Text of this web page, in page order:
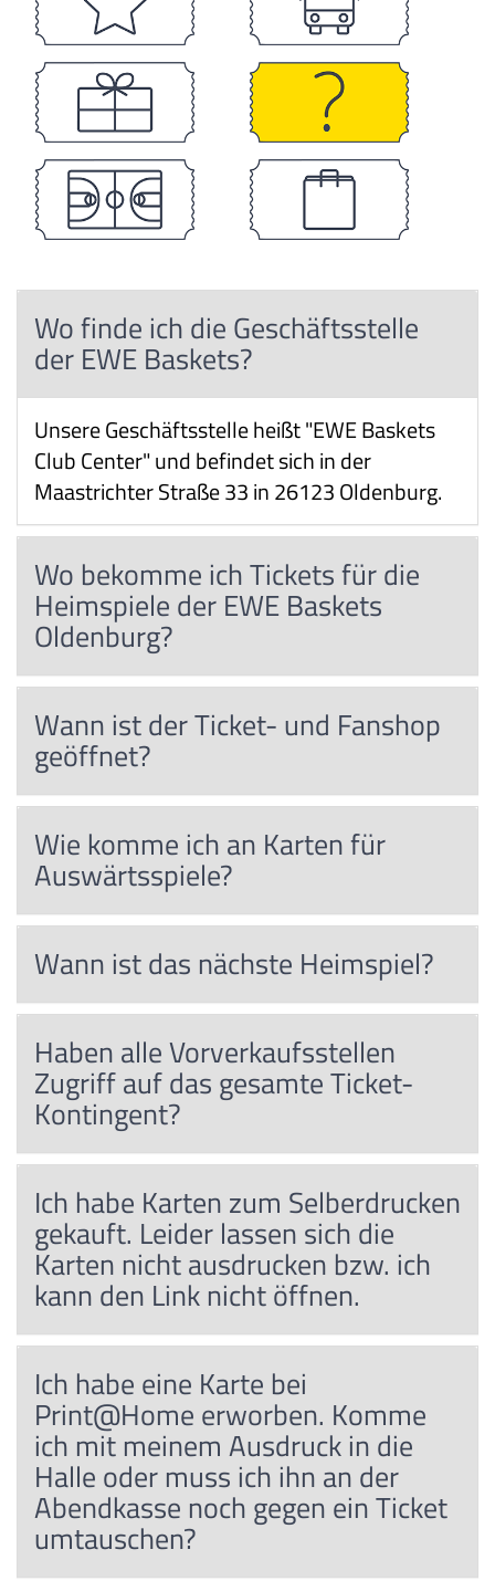
Wo finde ich die Geschäftsstelle
der EWE Baskets?
Unsere Geschäftsstelle heißt "EWE Baskets
Club Center" und befindet sich in der
Maastrichter Straße 33 in 26123 Oldenburg.
Wo bekomme ich Tickets für die
Heimspiele der EWE Baskets
Oldenburg?
Wann ist der Ticket- und Fanshop
geöffnet?
Wie komme ich an Karten für
Auswärtsspiele?
Wann ist das nächste Heimspiel?
Haben alle Vorverkaufsstellen
Zugriff auf das gesamte Ticket-
Kontingent?
Ich habe Karten zum Selberdrucken
gekauft. Leider lassen sich die
Karten nicht ausdrucken bzw. ich
kann den Link nicht öffnen.
Ich habe eine Karte bei
Print@Home erworben. Komme
ich mit meinem Ausdruck in die
Halle oder muss ich ihn an der
Abendkasse noch gegen ein Ticket
umtauschen?